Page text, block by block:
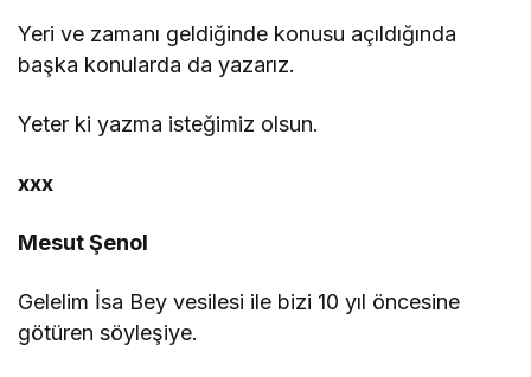
Yeri ve zamanı geldiğinde konusu açıldığında
başka konularda da yazarız.
Yeter ki yazma isteğimiz olsun.
xxx
Mesut Şenol
Gelelim İsa Bey vesilesi ile bizi 10 yıl öncesine
götüren söyleşiye.